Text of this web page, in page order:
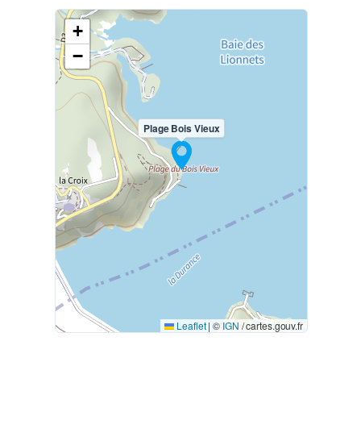
Plage Bois Vieux
+
−
Leaflet | © IGN / cartes.gouv.fr